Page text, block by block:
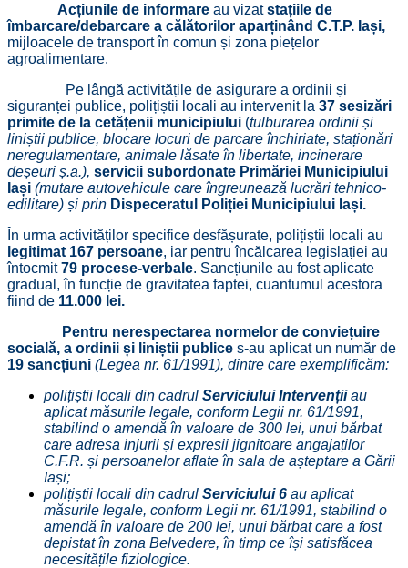
Acțiunile de informare au vizatstațiile de
îmbarcare/debarcare a călătorilor aparținând C.T.P. Iași,
mijloacele de transport în comun și zona piețelor
agroalimentare.
Pe lângă activitățile de asigurare a ordinii și
siguranței publice, polițiștii locali au intervenit la 37 sesizări
primite de la cetățenii municipiului (tulburarea ordinii și
liniștii publice, blocare locuri de parcare închiriate, staționări
neregulamentare, animale lăsate în libertate, incinerare
deșeuri ș.a.), servicii subordonate Primăriei Municipiului
Iași (mutare autovehicule care îngreunează lucrări tehnico-
edilitare) și prin Dispeceratul Poliției Municipiului Iași.
În urma activităților specifice desfășurate, polițiștii locali au
legitimat 167 persoane, iar pentru încălcarea legislației au
întocmit79 procese-verbale. Sancțiunile au fost aplicate
gradual, în funcție de gravitatea faptei, cuantumul acestora
fiind de 11.000 lei.
Pentru nerespectarea normelor de conviețuire
socială, a ordinii și liniștii publice s-au aplicat un număr de
19 sancțiuni (Legea nr. 61/1991), dintre care exemplificăm:
polițiștii locali din cadrul Serviciului Intervențiiau
aplicat măsurile legale, conform Legii nr. 61/1991,
stabilind o amendă în valoare de 300 lei, unui bărbat
care adresa injurii și expresii jignitoare angajaților
C.F.R. și persoanelor aflate în sala de așteptare a Gării
Iași;
polițiștii locali din cadrul Serviciului 6 au aplicat
măsurile legale, conform Legii nr. 61/1991, stabilind o
amendă în valoare de 200 lei, unui bărbat care a fost
depistat în zona Belvedere, în timp ce își satisfăcea
necesitățile fiziologice.